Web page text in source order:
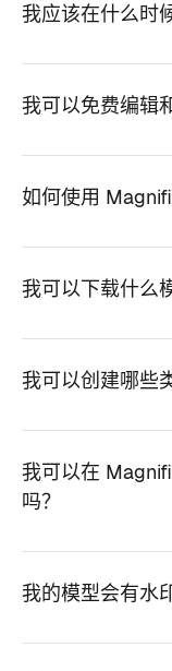
我应该在什么时
我可以免费编辑
如何使用
我可以下载什么
我可以创建哪些
我可以在
吗？
我的模型会有水